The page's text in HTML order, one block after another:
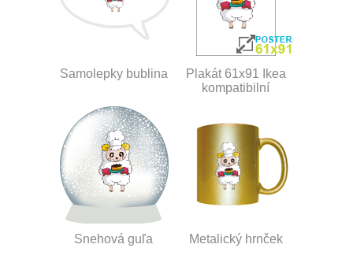
Samolepky bublina
Plakát 61x91 Ikea
kompatibilní
Snehová guľa Metalický hrnček